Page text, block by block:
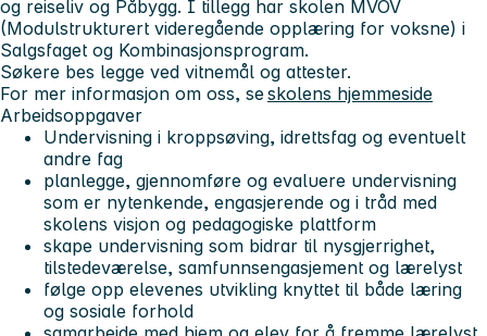
og reiseliv og Påbygg. I tillegg har skolen MVOV
(Modulstrukturert videregående opplæring for voksne) i
Salgsfaget og Kombinasjonsprogram.
Søkere bes legge ved vitnemål og attester.
For mer informasjon om oss, seskolens hjemmeside
Arbeidsoppgaver
Undervisning i kroppsøving, idrettsfag og eventuelt
andre fag
planlegge, gjennomføre og evaluere undervisning
som er nytenkende, engasjerende og i tråd med
skolens visjon og pedagogiske plattform
skape undervisning som bidrar til nysgjerrighet,
tilstedeværelse, samfunnsengasjement og lærelyst
følge opp elevenes utvikling knyttet til både læring
og sosiale forhold